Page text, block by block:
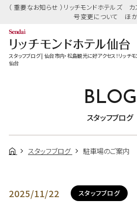
（ 重要なお知らせ ）リッチモンドホテルズ
号変更について ほ
スタッフブログ | 仙台市内・松島観光に好アクセス！リッチ
仙台
BLOG
スタッフブログ
スタッフブログ 駐車場のご案内
2025/11/22 スタッフブログ